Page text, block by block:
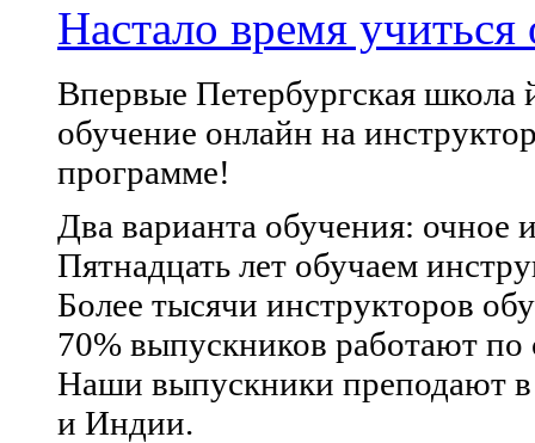
Настало время
Впервые Петербургская школа
обучение онлайн на
программе!
Два варианта обучения: очное
Пятнадцать лет обучаем
Более тысячи инструкторов
70% выпускников работают по
Наши выпускники преподают в
и Индии.